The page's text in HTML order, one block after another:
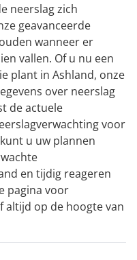
neerslag zich
geavanceerde
wanneer er
vallen. Of u nu een
plant in Ashland, onze
over neerslag
de actuele
voor
u uw plannen
en tijdig reageren
pagina voor
op de hoogte van